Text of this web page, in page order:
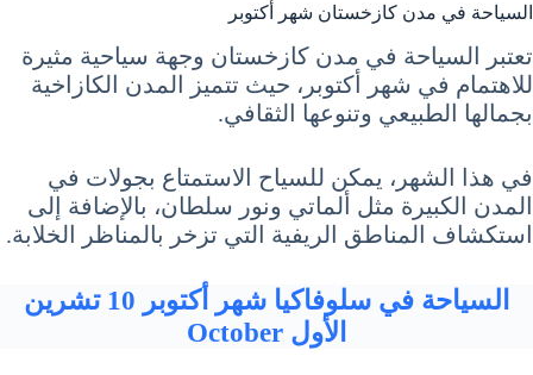
السياحة في مدن كازخستان شهر أكتوبر
تعتبر السياحة في مدن كازخستان وجهة سياحية مثيرة
للاهتمام في شهر أكتوبر، حيث تتميز المدن الكازاخية
بجمالها الطبيعي وتنوعها الثقافي.
في هذا الشهر، يمكن للسياح الاستمتاع بجولات في
المدن الكبيرة مثل ألماتي ونور سلطان، بالإضافة إلى
استكشاف المناطق الريفية التي تزخر بالمناظر الخلابة.
السياحة في سلوفاكيا شهر أكتوبر 10 تشرين
الأول October